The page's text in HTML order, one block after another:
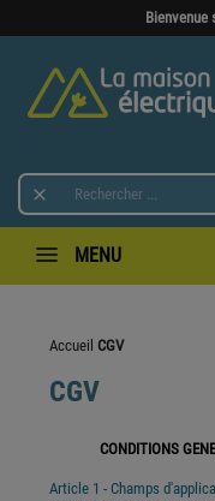
Bienvenue

MENU
Accueil CGV
CGV
CONDITIONS
Article 1 - Champs